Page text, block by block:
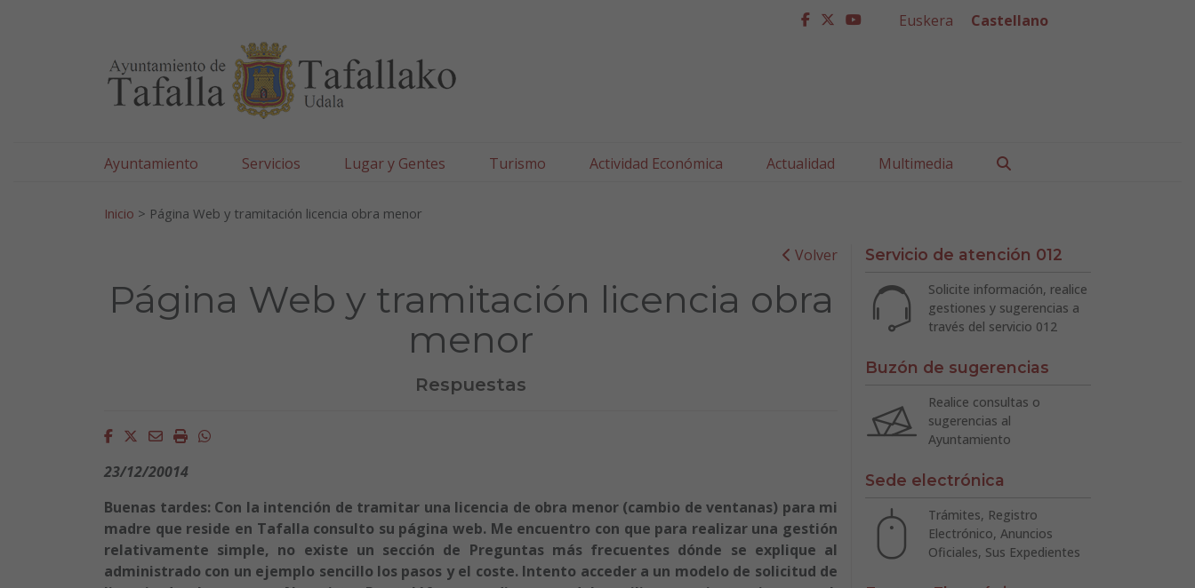
facebook
twitter
youtube
Euskera Castellano
Ayuntamiento Servicios Lugar y Gentes Turismo Actividad Económica Actualidad Multimedia
Inicio > Página Web y tramitación licencia obra menor
Volver
Página Web y tramitación licencia obra
menor
Respuestas
Facebook
Twitter
EmailImprimirWhatsapp
23/12/20014
Buenas tardes: Con la intención de tramitar una licencia de obra menor (cambio de ventanas) para mi
madre que reside en Tafalla consulto su página web. Me encuentro con que para realizar una gestión
relativamente simple, no existe un sección de Preguntas más frecuentes dónde se explique al
administrado con un ejemplo sencillo los pasos y el coste. Intento acceder a un modelo de solicitud de
Servicio de atención 012
Solicite información, realice
gestiones y sugerencias a
través del servicio 012
Buzón de sugerencias
Realice consultas o
sugerencias al
Ayuntamiento
Sede electrónica
Trámites, Registro
Electrónico, Anuncios
Oficiales, Sus Expedientes